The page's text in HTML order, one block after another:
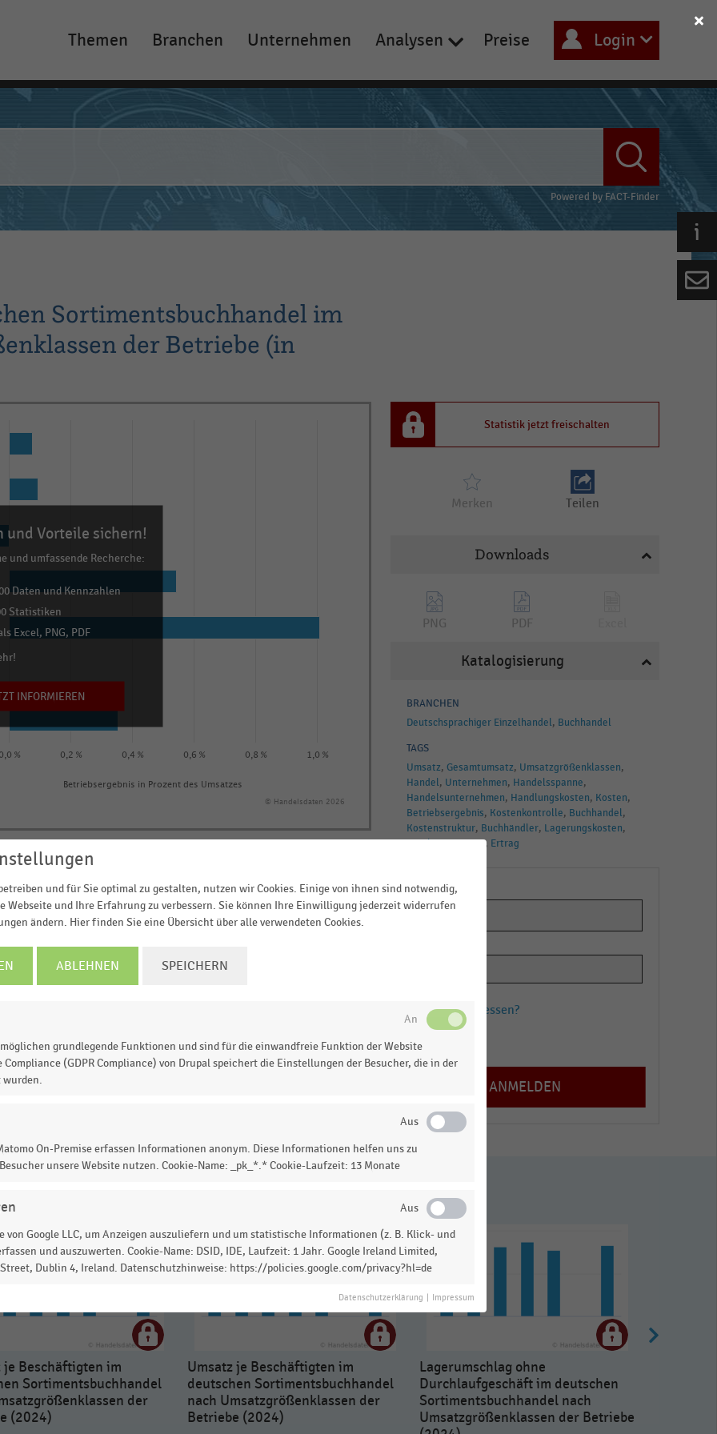
Main
navigation
Themen Branchen Unternehmen Analysen Preise Login
Powered by FACT-Finder
Sortimentsbuchhandel im
der Betriebe (in
Betriebsergebnis in Prozent des Umsatzes
0,0 % 0,2 % 0,4 % 0,6 % 0,8 % 1,0 %
© Handelsdaten 2026
und Vorteile sichern!
und umfassende Recherche:
Daten und Kennzahlen
Statistiken
Excel, PNG, PDF
INFORMIEREN
Sortimentsbuchhandelim Jahr 2024 nach
Umsatzes) auf. Unter dem Strich erzielten die
Betriebsergebnis von
mit einem Jahresumsatz zwischen zwei und fünf
des Umsatzes.
Statistik? Jetzt einloggen oder
Statistik jetzt freischalten
Merken Teilen
Downloads
PNG PDF
Katalogisierung
BRANCHEN
Deutschsprachiger Einzelhandel Buchhandel
TAGS
Umsatz Gesamtumsatz Umsatzgrößenklassen
Handel Unternehmen Handelsspanne
Handelsunternehmen Handlungskosten Kosten
Betriebsergebnis Kostenkontrolle Buchhandel
Kostenstruktur Buchhändler Lagerungskosten
Ergebnis Spanne Ertrag
Passwort vergessen?
Registrieren
je Beschäftigten im
Sortimentsbuchhandel
der
(2024)
Umsatz je Beschäftigten im
deutschen Sortimentsbuchhandel
nach Umsatzgrößenklassen der
Betriebe (2024)
Lagerumschlag ohne
Durchlaufgeschäft im deutschen
Sortimentsbuchhandel nach
Umsatzgrößenklassen der Betriebe
und für Sie optimal zu gestalten, nutzen wir Cookies. Einige von ihnen sind notwendig,
Webseite und Ihre Erfahrung zu verbessern. Sie können Ihre Einwilligung jederzeit widerrufen
ändern. Hier finden Sie eine Übersicht über alle verwendeten Cookies.
ABLEHNEN SPEICHERN
grundlegende Funktionen und sind für die einwandfreie Funktion der Website
(GDPR Compliance) von Drupal speichert die Einstellungen der Besucher, die in der
wurden.
On-Premise erfassen Informationen anonym. Diese Informationen helfen uns zu
unsere Website nutzen. Cookie-Name: _pk_*.* Cookie-Laufzeit: 13 Monate
von Google LLC, um Anzeigen auszuliefern und um statistische Informationen (z. B. Klick- und
und auszuwerten. Cookie-Name: DSID, IDE, Laufzeit: 1 Jahr. Google Ireland Limited,
Street, Dublin 4, Ireland. Datenschutzhinweise: https://policies.google.com/privacy?hl=de
Datenschutzerklärung Impressum